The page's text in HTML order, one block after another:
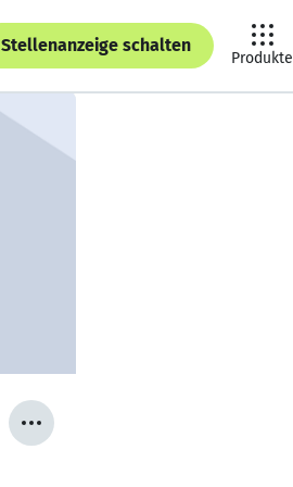
Stellenanzeige schalten
Produkte